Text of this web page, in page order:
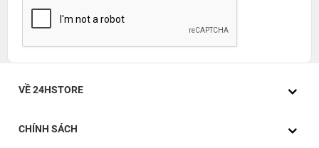
VỀ 24HSTORE
CHÍNH SÁCH